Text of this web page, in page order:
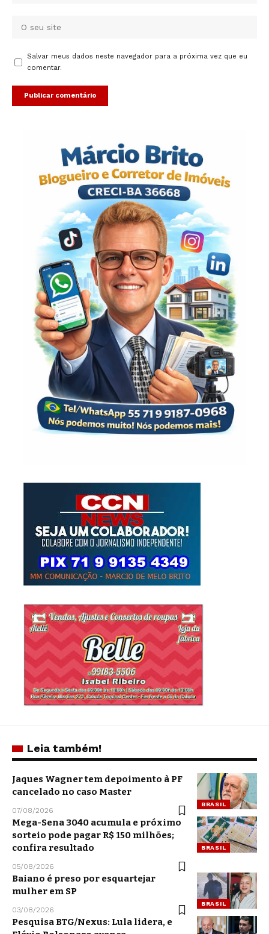
Salvar meus dados neste navegador para a próxima vez que eu
comentar.
Leia também!
BRASIL
Jaques Wagner tem depoimento à PF
cancelado no caso Master
07/08/2026
BRASIL
Mega-Sena 3040 acumula e próximo
sorteio pode pagar R$ 150 milhões;
confira resultado
05/08/2026
BRASIL
Baiano é preso por esquartejar
mulher em SP
03/08/2026
Pesquisa BTG/Nexus: Lula lidera, e